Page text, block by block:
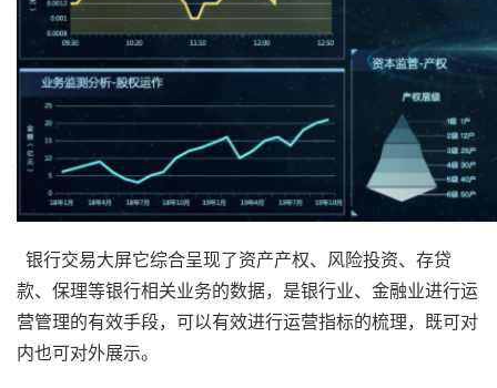
银行交易大屏它综合呈现了资产产权、风险投资、存贷
款、保理等银行相关业务的数据，是银行业、金融业进行运
营管理的有效手段，可以有效进行运营指标的梳理，既可对
内也可对外展示。